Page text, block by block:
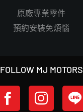
原廠專業零件
預約安裝免煩惱
FOLLOW MJ MOTORS